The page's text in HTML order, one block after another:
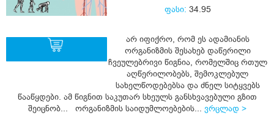
ფასი: 34.95
არ იფიქრო, რომ ეს ადამიანის
ორგანიზმის შესახებ დაწერილი
ჩვეულებრივი წიგნია, რომელშიც რთულ
აღწერილობებს, შემოკლებულ
სახელწოდებებსა და ძნელ სიტყვებს
წააწყდები. ამ წიგნით საკუთარ სხეულს განსხვავებული გზით
შეიცნობ... ორგანიზმის საიდუმლოებების... ვრცლად >